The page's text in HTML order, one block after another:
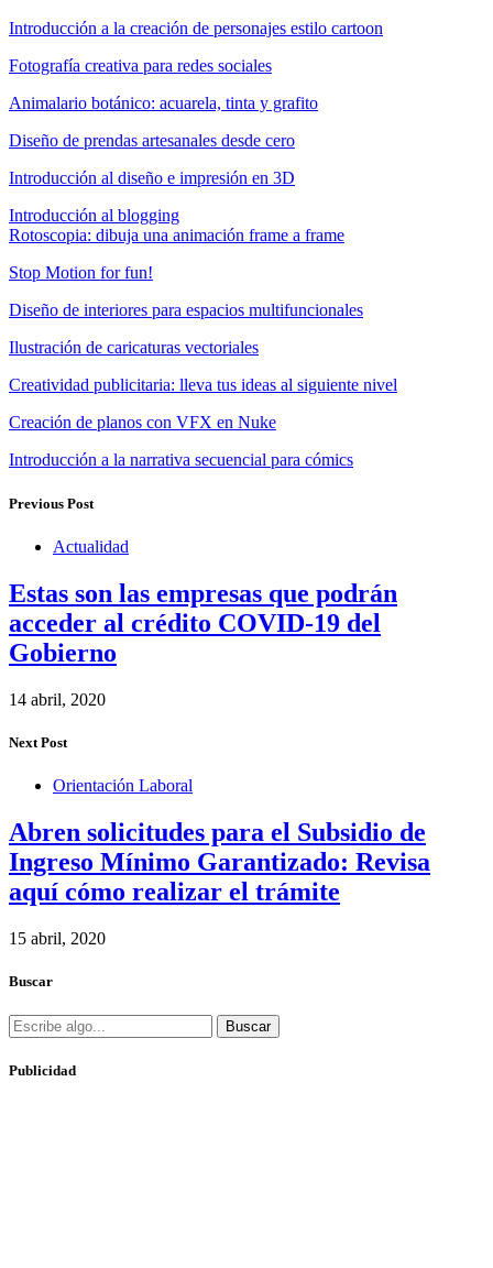
Introducción a la creación de personajes estilo cartoon
Fotografía creativa para redes sociales
Animalario botánico: acuarela, tinta y grafito
Diseño de prendas artesanales desde cero
Introducción al diseño e impresión en 3D
Introducción al blogging
Rotoscopia: dibuja una animación frame a frame
Stop Motion for fun!
Diseño de interiores para espacios multifuncionales
Ilustración de caricaturas vectoriales
Creatividad publicitaria: lleva tus ideas al siguiente nivel
Creación de planos con VFX en Nuke
Introducción a la narrativa secuencial para cómics
Previous Post
Actualidad
Estas son las empresas que podrán
acceder al crédito COVID-19 del
Gobierno
14 abril, 2020
Next Post
Orientación Laboral
Abren solicitudes para el Subsidio de
Ingreso Mínimo Garantizado: Revisa
aquí cómo realizar el trámite
15 abril, 2020
Buscar
Buscar
Publicidad